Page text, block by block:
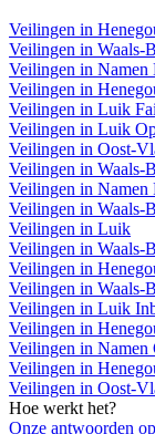
Veilingen in
Veilingen in Waals-
Veilingen in Namen
Veilingen in
Veilingen in Luik
Veilingen in Luik
Veilingen in Oost-
Veilingen in Waals-
Veilingen in Namen
Veilingen in Waals-
Veilingen in Luik
Veilingen in Waals-
Veilingen in
Veilingen in Waals-
Veilingen in Luik
Veilingen in
Veilingen in Namen
Veilingen in
Veilingen in Oost-
Hoe werkt het?
Onze antwoorden